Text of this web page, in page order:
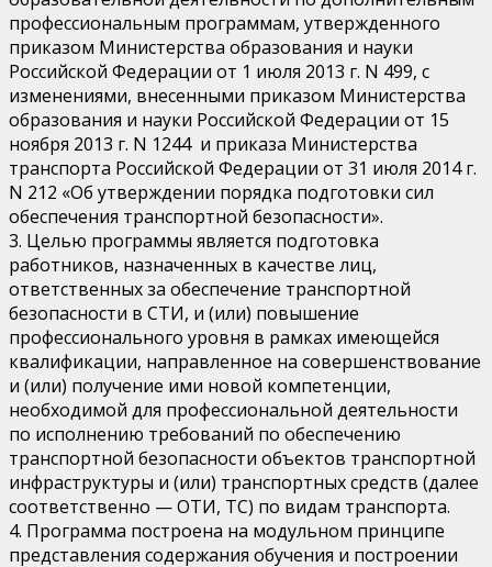
профессиональным программам, утвержденного
приказом Министерства образования и науки
Российской Федерации от 1 июля 2013 г. N 499, с
изменениями, внесенными приказом Министерства
образования и науки Российской Федерации от 15
ноября 2013 г. N 1244 и приказа Министерства
транспорта Российской Федерации от 31 июля 2014 г.
N 212 «Об утверждении порядка подготовки сил
обеспечения транспортной безопасности».
3. Целью программы является подготовка
работников, назначенных в качестве лиц,
ответственных за обеспечение транспортной
безопасности в СТИ, и (или) повышение
профессионального уровня в рамках имеющейся
квалификации, направленное на совершенствование
и (или) получение ими новой компетенции,
необходимой для профессиональной деятельности
по исполнению требований по обеспечению
транспортной безопасности объектов транспортной
инфраструктуры и (или) транспортных средств (далее
соответственно — ОТИ, ТС) по видам транспорта.
4. Программа построена на модульном принципе
представления содержания обучения и построении